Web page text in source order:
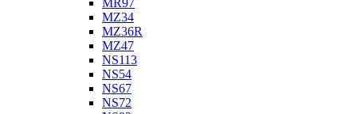
MR97
MZ34
MZ36R
MZ47
NS113
NS54
NS67
NS72